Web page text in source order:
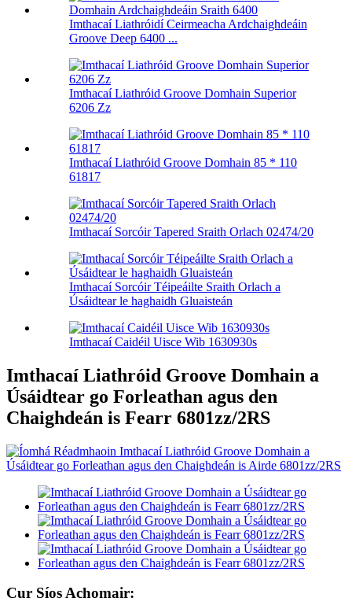
Imthacaí Liathróidí Ceirmeacha Ardchaighdeáin
Groove Deep 6400 ...
Imthacaí Liathróid Groove Domhain Superior
6206 Zz
Imthacaí Liathróid Groove Domhain 85 * 110
61817
Imthacaí Sorcóir Tapered Sraith Orlach 02474/20
Imthacaí Sorcóir Téipeáilte Sraith Orlach a
Úsáidtear le haghaidh Gluaisteán
Imthacaí Caidéil Uisce Wib 1630930s
Imthacaí Liathróid Groove Domhain a
Úsáidtear go Forleathan agus den
Chaighdeán is Fearr 6801zz/2RS
Cur Síos Achomair: